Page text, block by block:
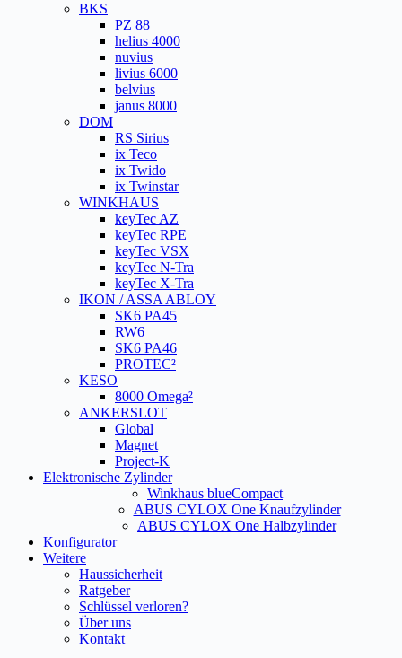
BKS
PZ 88
helius 4000
nuvius
livius 6000
belvius
janus 8000
DOM
RS Sirius
ix Teco
ix Twido
ix Twinstar
WINKHAUS
keyTec AZ
keyTec RPE
keyTec VSX
keyTec N-Tra
keyTec X-Tra
IKON / ASSA ABLOY
SK6 PA45
RW6
SK6 PA46
PROTEC²
KESO
8000 Omega²
ANKERSLOT
Global
Magnet
Project-K
Elektronische Zylinder
Winkhaus blueCompact
ABUS CYLOX One Knaufzylinder
ABUS CYLOX One Halbzylinder
Konfigurator
Weitere
Haussicherheit
Ratgeber
Schlüssel verloren?
Über uns
Kontakt